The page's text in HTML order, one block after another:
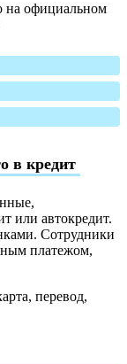
на официальном
в кредит
или автокредит.
Сотрудники
платежом,
перевод,